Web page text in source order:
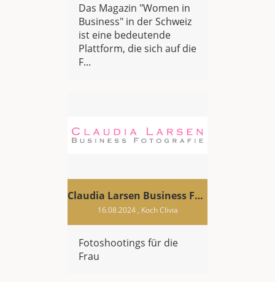
Das Magazin "Women in
Business" in der Schweiz
ist eine bedeutende
Plattform, die sich auf die
F...
Claudia Larsen Business Fotografie
16.08.2024, Koch Clivia
Fotoshootings für die
Frau